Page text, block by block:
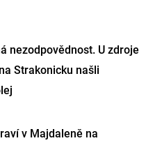
nezodpovědnost. U zdroje
Strakonicku našli
v Majdaleně na